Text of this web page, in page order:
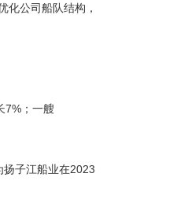
化公司船队结构，
7%；一艘
子江船业在2023